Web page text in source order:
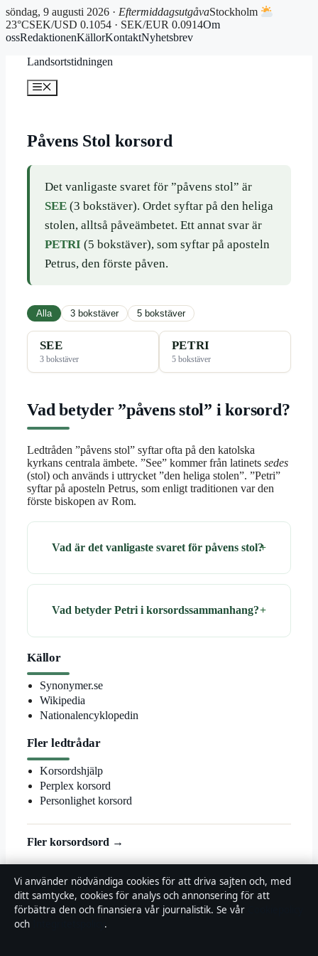
söndag, 9 augusti 2026 · EftermiddagsutgåvaStockholm
23°CSEK/USD 0.1054 · SEK/EUR 0.0914Om
ossRedaktionenKällorKontaktNyhetsbrev
Landsortstidningen
Meny
Påvens Stol korsord
Det vanligaste svaret för ”påvens stol” är
SEE(3 bokstäver). Ordet syftar på den heliga
stolen, alltså påveämbetet. Ett annat svar är
PETRI (5 bokstäver), som syftar på aposteln
Petrus, den förste påven.
Alla 3 bokstäver 5 bokstäver
SEE
3 bokstäver
PETRI
5 bokstäver
Vad betyder ”påvens stol” i korsord?
Ledtråden ”påvens stol” syftar ofta på den katolska
kyrkans centrala ämbete. ”See” kommer från latinets sedes
(stol) och används i uttrycket ”den heliga stolen”. ”Petri”
syftar på aposteln Petrus, som enligt traditionen var den
förste biskopen av Rom.
Vad är det vanligaste svaret för påvens stol?
Vad betyder Petri i korsordssammanhang?
Källor
Synonymer.se
Wikipedia
Nationalencyklopedin
Fler ledtrådar
Korsordshjälp
Perplex korsord
Personlighet korsord
Fler korsordsord →
© 2026 Landsortstidningen
Landsortstidningen
Film, tv och nöjesnyheter med småstadsperspektiv — från premiärer
Vi använder nödvändiga cookies för att driva sajten och, med
ditt samtycke, cookies för analys och annonsering för att
förbättra den och finansiera vår journalistik. Se vår
och
.